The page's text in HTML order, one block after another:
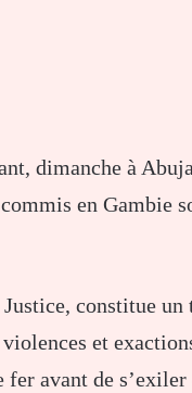
dimanche à
en Gambie
constitue un
et
fer avant de